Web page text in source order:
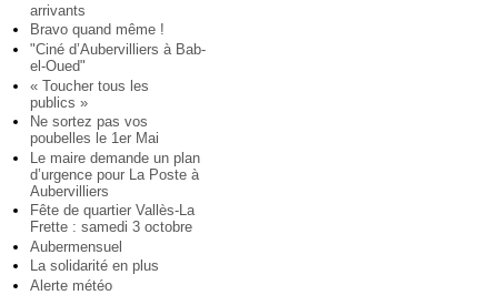
arrivants
Bravo quand même !
"Ciné d’Aubervilliers à Bab-
el-Oued"
« Toucher tous les
publics »
Ne sortez pas vos
poubelles le 1er Mai
Le maire demande un plan
d’urgence pour La Poste à
Aubervilliers
Fête de quartier Vallès-La
Frette : samedi 3 octobre
Aubermensuel
La solidarité en plus
Alerte météo